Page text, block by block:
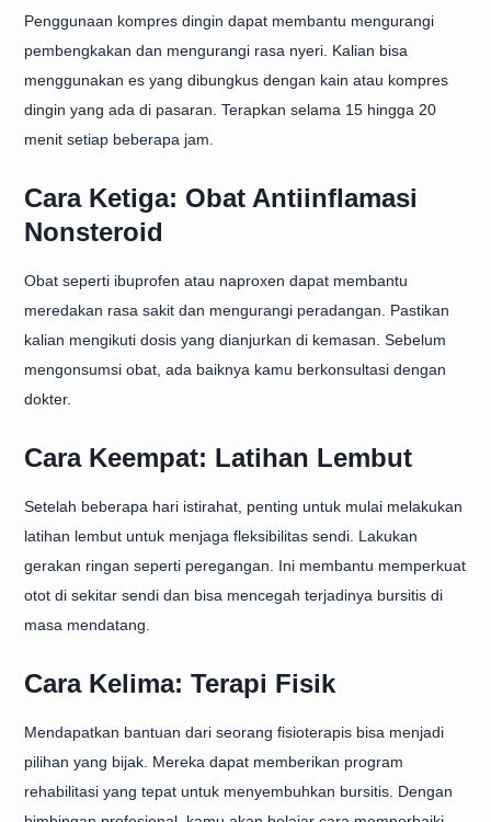
Penggunaan kompres dingin dapat membantu mengurangi
pembengkakan dan mengurangi rasa nyeri. Kalian bisa
menggunakan es yang dibungkus dengan kain atau kompres
dingin yang ada di pasaran. Terapkan selama 15 hingga 20
menit setiap beberapa jam.
Cara Ketiga: Obat Antiinflamasi
Nonsteroid
Obat seperti ibuprofen atau naproxen dapat membantu
meredakan rasa sakit dan mengurangi peradangan. Pastikan
kalian mengikuti dosis yang dianjurkan di kemasan. Sebelum
mengonsumsi obat, ada baiknya kamu berkonsultasi dengan
dokter.
Cara Keempat: Latihan Lembut
Setelah beberapa hari istirahat, penting untuk mulai melakukan
latihan lembut untuk menjaga fleksibilitas sendi. Lakukan
gerakan ringan seperti peregangan. Ini membantu memperkuat
otot di sekitar sendi dan bisa mencegah terjadinya bursitis di
masa mendatang.
Cara Kelima: Terapi Fisik
Mendapatkan bantuan dari seorang fisioterapis bisa menjadi
pilihan yang bijak. Mereka dapat memberikan program
rehabilitasi yang tepat untuk menyembuhkan bursitis. Dengan